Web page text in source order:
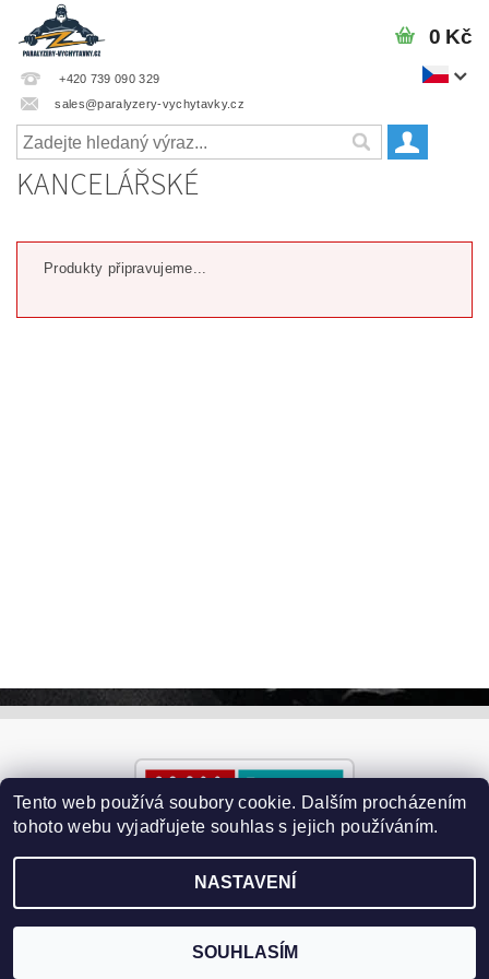
+420 739 090 329
sales@paralyzery-vychytavky.cz
0 Kč
KANCELÁŘSKÉ
Produkty připravujeme...
2026 ©Paralyzery-vychytavky.cz, všechna práva vyhrazena
Vytvořil Shoptet
Tento web používá soubory cookie. Dalším procházením
tohoto webu vyjadřujete souhlas s jejich používáním.
NASTAVENÍ
SOUHLASÍM